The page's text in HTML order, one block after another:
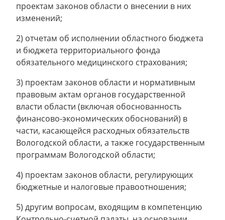
проектам законов области о внесении в них
изменений;
2) отчетам об исполнении областного бюджета
и бюджета территориального фонда
обязательного медицинского страхования;
3) проектам законов области и нормативным
правовым актам органов государственной
власти области (включая обоснованность
финансово-экономических обоснований) в
части, касающейся расходных обязательств
Вологодской области, а также государственным
программам Вологодской области;
4) проектам законов области, регулирующих
бюджетные и налоговые правоотношения;
5) другим вопросам, входящим в компетенцию